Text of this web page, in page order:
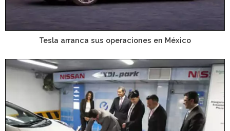
Tesla arranca sus operaciones en México